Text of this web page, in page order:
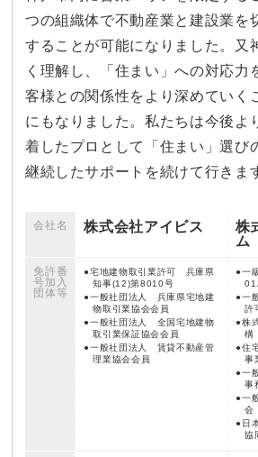
つの組織体で不動産業と建設業を
することが可能になりました。又
く理解し、「住まい」への対応力
客様との関係性をより深めていく
にもなりました。私たちは今後よ
着したプロとして「住まい」選び
継続したサポートを続けて行きま
会社名 株式会社アイビス
株
ム
免許番
号加入
団体等
宅地建物取引業許可 兵庫県
知事(12)第8010号
一般社団法人 兵庫県宅地建
物取引業協会会員
一般社団法人 全国宅地建物
取引業保証協会会員
一般社団法人 賃貸不動産管
理業協会会員
一
一
許
株
構
住
事
一
事
一
会
日
協